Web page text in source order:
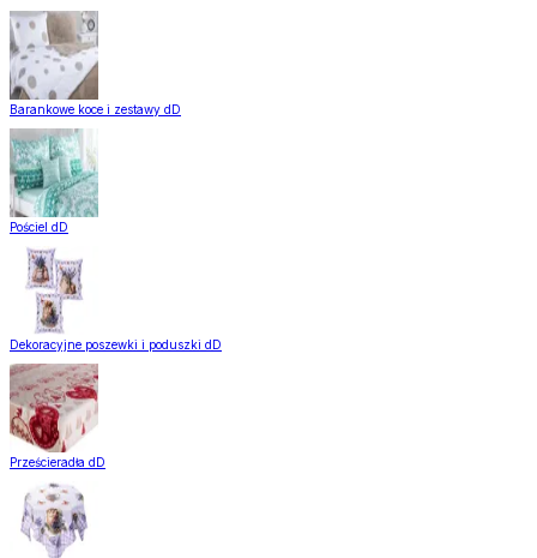
Barankowe koce i zestawy dD
Pościel dD
Dekoracyjne poszewki i poduszki dD
Prześcieradła dD